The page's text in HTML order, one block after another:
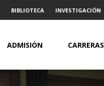
BIBLIOTECA INVESTIGACIÓN
ADMISIÓN CARRERAS